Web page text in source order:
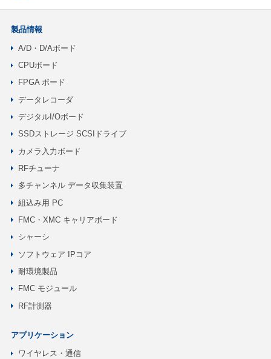
製品情報
A/D・D/Aボード
CPUボード
FPGA ボード
データレコーダ
デジタルI/Oボード
SSDストレージ SCSIドライブ
カメラ入力ボード
RFチューナ
多チャンネル データ収集装置
組込み用 PC
FMC・XMC キャリアボード
シャーシ
ソフトウェア IPコア
耐環境製品
FMC モジュール
RF計測器
アプリケーション
ワイヤレス・通信